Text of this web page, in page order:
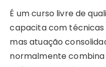
É um curso livre de
capacita com técnicas
mas atuação
normalmente